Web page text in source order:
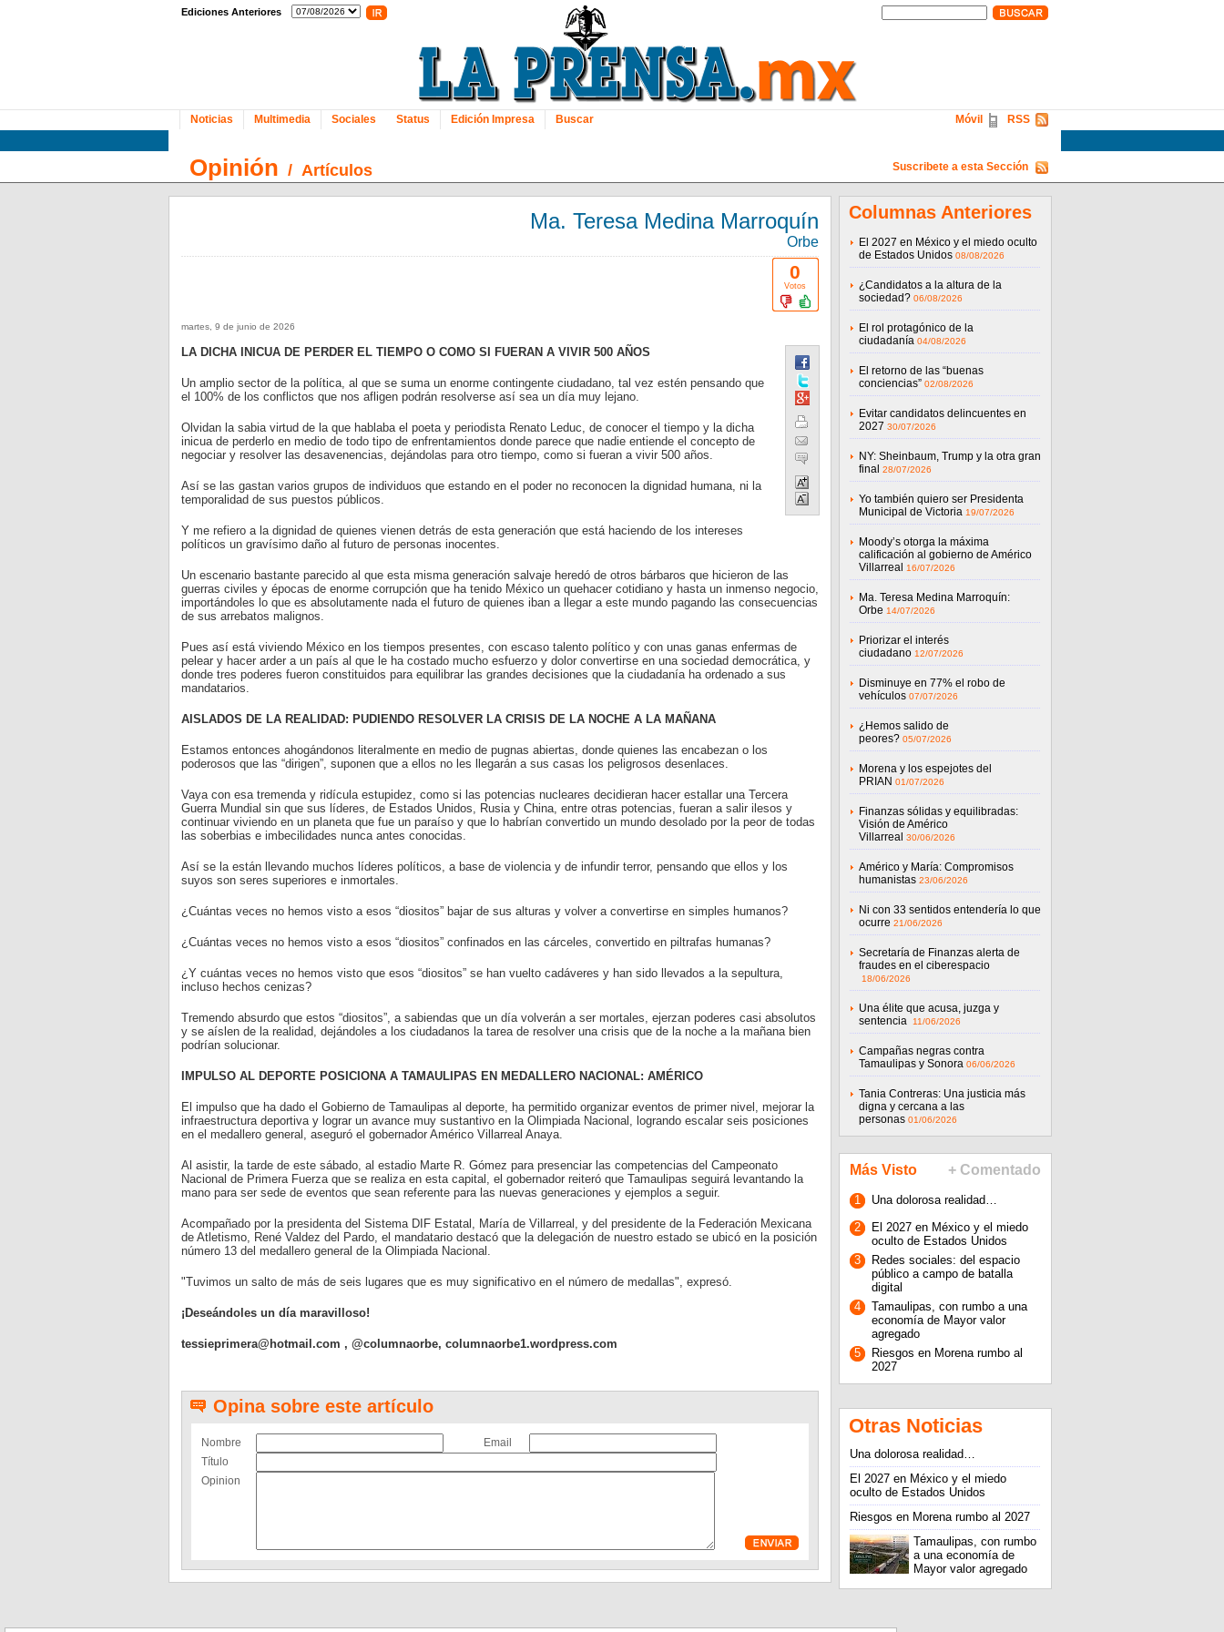
Ediciones Anteriores
Noticias Multimedia Sociales Status Edición Impresa Buscar RSS
Móvil
Opinión / Artículos Suscribete a esta Sección
Ma. Teresa Medina Marroquín
Orbe
0
Votos
martes, 9 de junio de 2026
LA DICHA INICUA DE PERDER EL TIEMPO O COMO SI FUERAN A VIVIR 500 AÑOS
Un amplio sector de la política, al que se suma un enorme contingente ciudadano, tal vez estén pensando que
el 100% de los conflictos que nos afligen podrán resolverse así sea un día muy lejano.
Olvidan la sabia virtud de la que hablaba el poeta y periodista Renato Leduc, de conocer el tiempo y la dicha
inicua de perderlo en medio de todo tipo de enfrentamientos donde parece que nadie entiende el concepto de
negociar y resolver las desavenencias, dejándolas para otro tiempo, como si fueran a vivir 500 años.
Así se las gastan varios grupos de individuos que estando en el poder no reconocen la dignidad humana, ni la
temporalidad de sus puestos públicos.
Y me refiero a la dignidad de quienes vienen detrás de esta generación que está haciendo de los intereses
políticos un gravísimo daño al futuro de personas inocentes.
Un escenario bastante parecido al que esta misma generación salvaje heredó de otros bárbaros que hicieron de las
guerras civiles y épocas de enorme corrupción que ha tenido México un quehacer cotidiano y hasta un inmenso negocio,
importándoles lo que es absolutamente nada el futuro de quienes iban a llegar a este mundo pagando las consecuencias
de sus arrebatos malignos.
Pues así está viviendo México en los tiempos presentes, con escaso talento político y con unas ganas enfermas de
pelear y hacer arder a un país al que le ha costado mucho esfuerzo y dolor convertirse en una sociedad democrática, y
donde tres poderes fueron constituidos para equilibrar las grandes decisiones que la ciudadanía ha ordenado a sus
mandatarios.
AISLADOS DE LA REALIDAD: PUDIENDO RESOLVER LA CRISIS DE LA NOCHE A LA MAÑANA
Estamos entonces ahogándonos literalmente en medio de pugnas abiertas, donde quienes las encabezan o los
poderosos que las “dirigen”, suponen que a ellos no les llegarán a sus casas los peligrosos desenlaces.
Vaya con esa tremenda y ridícula estupidez, como si las potencias nucleares decidieran hacer estallar una Tercera
Guerra Mundial sin que sus líderes, de Estados Unidos, Rusia y China, entre otras potencias, fueran a salir ilesos y
continuar viviendo en un planeta que fue un paraíso y que lo habrían convertido un mundo desolado por la peor de todas
las soberbias e imbecilidades nunca antes conocidas.
Así se la están llevando muchos líderes políticos, a base de violencia y de infundir terror, pensando que ellos y los
suyos son seres superiores e inmortales.
¿Cuántas veces no hemos visto a esos “diositos” bajar de sus alturas y volver a convertirse en simples humanos?
¿Cuántas veces no hemos visto a esos “diositos” confinados en las cárceles, convertido en piltrafas humanas?
¿Y cuántas veces no hemos visto que esos “diositos” se han vuelto cadáveres y han sido llevados a la sepultura,
incluso hechos cenizas?
Tremendo absurdo que estos “diositos”, a sabiendas que un día volverán a ser mortales, ejerzan poderes casi absolutos
y se aíslen de la realidad, dejándoles a los ciudadanos la tarea de resolver una crisis que de la noche a la mañana bien
podrían solucionar.
IMPULSO AL DEPORTE POSICIONA A TAMAULIPAS EN MEDALLERO NACIONAL: AMÉRICO
El impulso que ha dado el Gobierno de Tamaulipas al deporte, ha permitido organizar eventos de primer nivel, mejorar la
infraestructura deportiva y lograr un avance muy sustantivo en la Olimpiada Nacional, logrando escalar seis posiciones
en el medallero general, aseguró el gobernador Américo Villarreal Anaya.
Al asistir, la tarde de este sábado, al estadio Marte R. Gómez para presenciar las competencias del Campeonato
Nacional de Primera Fuerza que se realiza en esta capital, el gobernador reiteró que Tamaulipas seguirá levantando la
mano para ser sede de eventos que sean referente para las nuevas generaciones y ejemplos a seguir.
Acompañado por la presidenta del Sistema DIF Estatal, María de Villarreal, y del presidente de la Federación Mexicana
de Atletismo, René Valdez del Pardo, el mandatario destacó que la delegación de nuestro estado se ubicó en la posición
número 13 del medallero general de la Olimpiada Nacional.
"Tuvimos un salto de más de seis lugares que es muy significativo en el número de medallas", expresó.
¡Deseándoles un día maravilloso!
tessieprimera@hotmail.com , @columnaorbe, columnaorbe1.wordpress.com
Opina sobre este artículo
Nombre
Email
Título
Opinion
Columnas Anteriores
El 2027 en México y el miedo oculto
de Estados Unidos 08/08/2026
¿Candidatos a la altura de la
sociedad? 06/08/2026
El rol protagónico de la
ciudadanía 04/08/2026
El retorno de las “buenas
conciencias” 02/08/2026
Evitar candidatos delincuentes en
2027 30/07/2026
NY: Sheinbaum, Trump y la otra gran
final 28/07/2026
Yo también quiero ser Presidenta
Municipal de Victoria 19/07/2026
Moody’s otorga la máxima
calificación al gobierno de Américo
Villarreal
16/07/2026
Ma. Teresa Medina Marroquín:
Orbe 14/07/2026
Priorizar el interés
ciudadano 12/07/2026
Disminuye en 77% el robo de
vehículos 07/07/2026
¿Hemos salido de
peores? 05/07/2026
Morena y los espejotes del
PRIAN 01/07/2026
Finanzas sólidas y equilibradas:
Visión de Américo
Villarreal 30/06/2026
Américo y María: Compromisos
humanistas 23/06/2026
Ni con 33 sentidos entendería lo que
ocurre 21/06/2026
Secretaría de Finanzas alerta de
fraudes en el ciberespacio
18/06/2026
Una élite que acusa, juzga y
sentencia
11/06/2026
Campañas negras contra
Tamaulipas y Sonora 06/06/2026
Tania Contreras: Una justicia más
digna y cercana a las
personas 01/06/2026
Más Visto + Comentado
1
Una dolorosa realidad…
2
El 2027 en México y el miedo
oculto de Estados Unidos
3
Redes sociales: del espacio
público a campo de batalla
digital
4
Tamaulipas, con rumbo a una
economía de Mayor valor
agregado
5
Riesgos en Morena rumbo al
2027
Otras Noticias
Una dolorosa realidad…
El 2027 en México y el miedo
oculto de Estados Unidos
Riesgos en Morena rumbo al 2027
Tamaulipas, con rumbo
a una economía de
Mayor valor agregado